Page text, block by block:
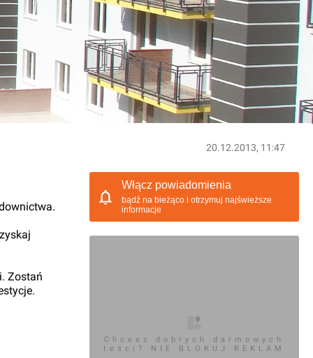
20.12.2013, 11:47
Zostań
Włącz powiadomienia
bądź na bieżąco i otrzymuj najświeższe
informacje
Chcesz dobrych darmowych
teści? NIE BLOKUJ REKLAM